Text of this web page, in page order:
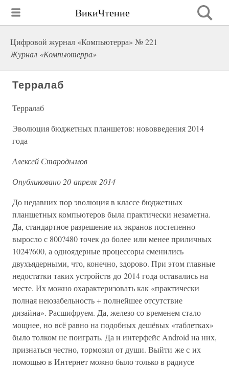
ВикиЧтение
Цифровой журнал «Компьютерра» № 221
Журнал «Компьютерра»
Терралаб
Терралаб
Эволюция бюджетных планшетов: нововведения 2014
года
Алексей Стародымов
Опубликовано 20 апреля 2014
До недавних пор эволюция в классе бюджетных
планшетных компьютеров была практически незаметна.
Да, стандартное разрешение их экранов постепенно
выросло с 800?480 точек до более или менее приличных
1024?600, а одноядерные процессоры сменились
двухъядерными, что, конечно, здорово. При этом главные
недостатки таких устройств до 2014 года оставались на
месте. Их можно охарактеризовать как «практически
полная неюзабельность + полнейшее отсутствие
дизайна». Расшифруем. Да, железо со временем стало
мощнее, но всё равно на подобных дешёвых «таблетках»
было толком не поиграть. Да и интерфейс Android на них,
признаться честно, тормозил от души. Выйти же с их
помощью в Интернет можно было только в радиусе